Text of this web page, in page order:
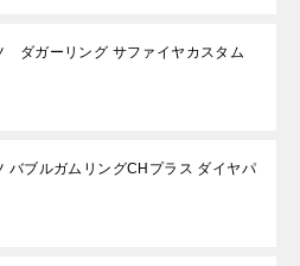
ダガーリング サファイヤカスタム
バブルガムリングCHプラス ダイヤパ